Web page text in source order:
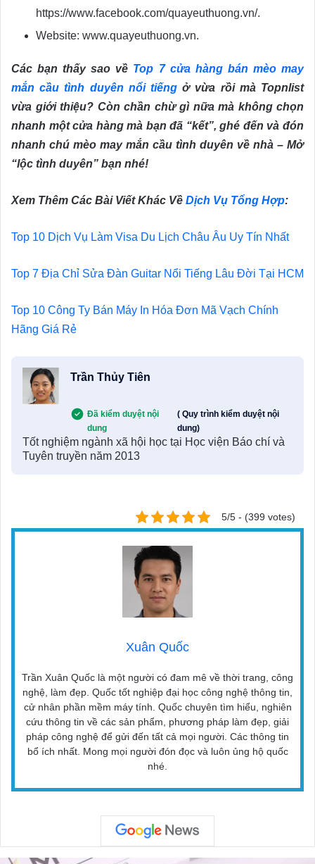
https://www.facebook.com/quayeuthuong.vn/.
Website: www.quayeuthuong.vn.
Các bạn thấy sao về Top 7 cửa hàng bán mèo may
mắn cầu tình duyên nổi tiếng ở vừa rồi mà Topnlist
vừa giới thiệu? Còn chần chừ gì nữa mà không chọn
nhanh một cửa hàng mà bạn đã “kết”, ghé đến và đón
nhanh chú mèo may mắn cầu tình duyên về nhà – Mở
“lộc tình duyên” bạn nhé!
Xem Thêm Các Bài Viết Khác Về Dịch Vụ Tổng Hợp:
Top 10 Dịch Vụ Làm Visa Du Lịch Châu Âu Uy Tín Nhất
Top 7 Địa Chỉ Sửa Đàn Guitar Nổi Tiếng Lâu Đời Tại HCM
Top 10 Công Ty Bán Máy In Hóa Đơn Mã Vạch Chính
Hãng Giá Rẻ
Trần Thủy Tiên
Đã kiểm duyệt nội
dung
( Quy trình kiểm duyệt nội
dung)
Tốt nghiệm ngành xã hội học tại Học viện Báo chí và
Tuyên truyền năm 2013
5/5 - (399 votes)
Xuân Quốc
Trần Xuân Quốc là một người có đam mê về thời trang, công
nghệ, làm đẹp. Quốc tốt nghiệp đại học công nghệ thông tin,
cử nhân phần mềm máy tính. Quốc chuyên tìm hiểu, nghiên
cứu thông tin về các sản phẩm, phương pháp làm đẹp, giải
pháp công nghệ để gửi đến tất cả mọi người. Các thông tin
bổ ích nhất. Mong mọi người đón đọc và luôn ủng hộ quốc
nhé.